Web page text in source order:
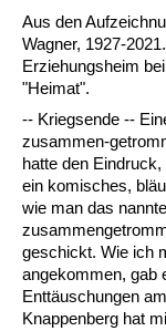
Aus den
Wagner, 1927-
Erziehungsheim
"Heimat".
-- Kriegsende --
zusammen-
hatte den
ein komisches,
wie man das
geschickt. Wie ich
angekommen, gab
Enttäuschungen
Knappenberg hat